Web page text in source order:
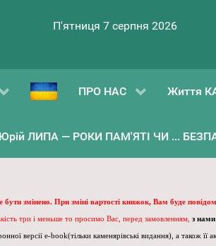
П'ятниця 7 серпня 2026
ПРО НАС Життя
ЛИПА — РОКИ ПАМ'ЯТІ ЧИ ...
змінено. При зміні вартості книжок, Вам буде
три і меньше то просимо Вас, перед замовленням, з нами
версії e-book(тільки каменярівські видання), а також її